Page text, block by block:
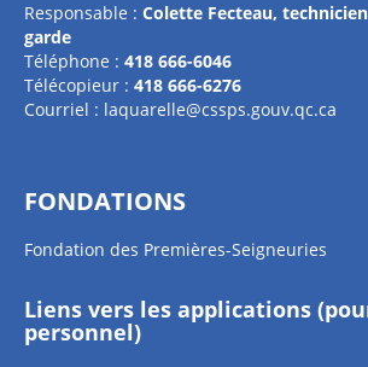
Responsable : Colette Fecteau,
garde
Téléphone : 418 666-6046
Télécopieur : 418 666-6276
Courriel : laquarelle@cssps.gouv.qc.ca
FONDATIONS
Fondation des Premières-Seigneuries
Liens vers les applications
personnel)